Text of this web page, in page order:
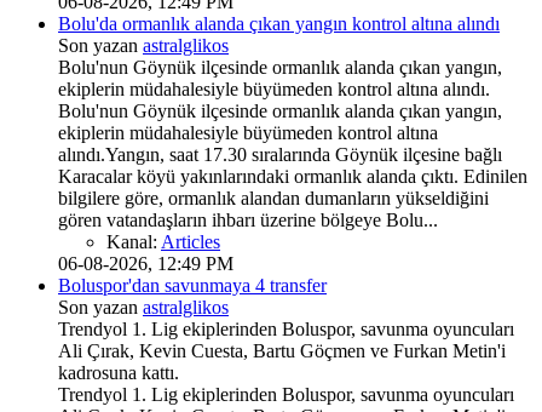
Bolu'da ormanlık alanda çıkan yangın kontrol altına alındı
Son yazan astralglikos
Bolu'nun Göynük ilçesinde ormanlık alanda çıkan yangın,
ekiplerin müdahalesiyle büyümeden kontrol altına alındı.
Bolu'nun Göynük ilçesinde ormanlık alanda çıkan yangın,
ekiplerin müdahalesiyle büyümeden kontrol altına
alındı.Yangın, saat 17.30 sıralarında Göynük ilçesine bağlı
Karacalar köyü yakınlarındaki ormanlık alanda çıktı. Edinilen
bilgilere göre, ormanlık alandan dumanların yükseldiğini
gören vatandaşların ihbarı üzerine bölgeye Bolu...
Kanal: Articles
06-08-2026, 12:49 PM
Boluspor'dan savunmaya 4 transfer
Son yazan astralglikos
Trendyol 1. Lig ekiplerinden Boluspor, savunma oyuncuları
Ali Çırak, Kevin Cuesta, Bartu Göçmen ve Furkan Metin'i
kadrosuna kattı.
Trendyol 1. Lig ekiplerinden Boluspor, savunma oyuncuları